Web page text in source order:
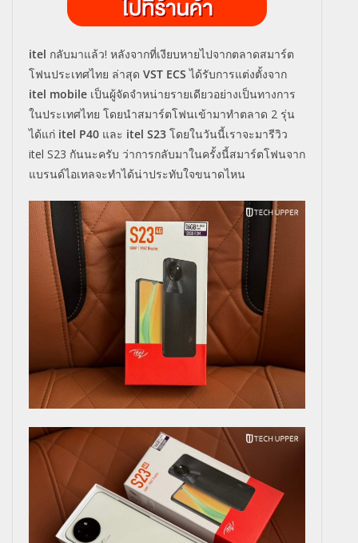
itel กลับมาแล้ว! หลังจากที่เงียบหายไปจากตลาดสมาร์ต
โฟนประเทศไทย ล่าสุด VST ECS ได้รับการแต่งตั้งจาก
itel mobile เป็นผู้จัดจำหน่ายรายเดียวอย่างเป็นทางการ
ในประเทศไทย โดยนำสมาร์ตโฟนเข้ามาทำตลาด 2 รุ่น
ได้แก่ itel P40 และ itel S23 โดยในวันนี้เราจะมารีวิว
itel S23 กันนะครับ ว่าการกลับมาในครั้งนี้สมาร์ตโฟนจาก
แบรนด์ไอเทลจะทำได้น่าประทับใจขนาดไหน